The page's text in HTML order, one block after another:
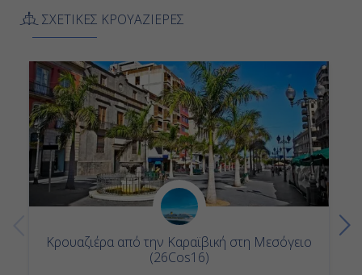
ΣΧΕΤΙΚΕΣ ΚΡΟΥΑΖΙΕΡΕΣ
Κρουαζιέρα από την Καραϊβική στη Μεσόγειο
(26Cos16)